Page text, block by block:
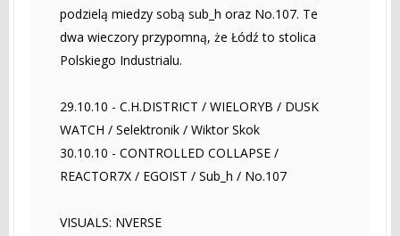
podzielą miedzy sobą sub_h oraz No.107. Te
dwa wieczory przypomną, że Łódź to stolica
Polskiego Industrialu.
29.10.10 - C.H.DISTRICT / WIELORYB / DUSK
WATCH / Selektronik / Wiktor Skok
30.10.10 - CONTROLLED COLLAPSE /
REACTOR7X / EGOIST / Sub_h / No.107
VISUALS: NVERSE